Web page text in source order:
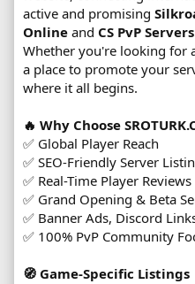
active and promising
Online and CS PvP Servers
Whether you're looking for
a place to promote your
where it all begins.
🔥 Why Choose
✅ Global Player Reach
✅ SEO-Friendly Server
✅ Real-Time Player
✅ Grand Opening & Beta
✅ Banner Ads, Discord
✅ 100% PvP Community
🧭 Game-Specific Listings